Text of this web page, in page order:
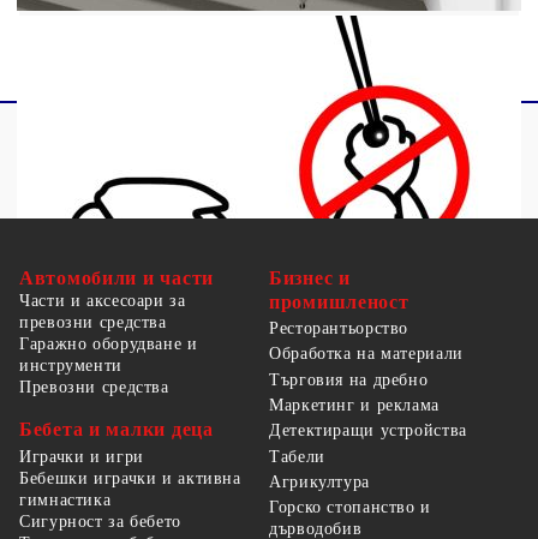
Автомобили и части
Части и аксесоари за
превозни средства
Гаражно оборудване и
инструменти
Превозни средства
Бебета и малки деца
Играчки и игри
Бебешки играчки и активна
гимнастика
Сигурност за бебето
Бизнес и
промишленост
Ресторантьорство
Обработка на материали
Търговия на дребно
Маркетинг и реклама
Детектиращи устройства
Табели
Агрикултура
Горско стопанство и
дърводобив